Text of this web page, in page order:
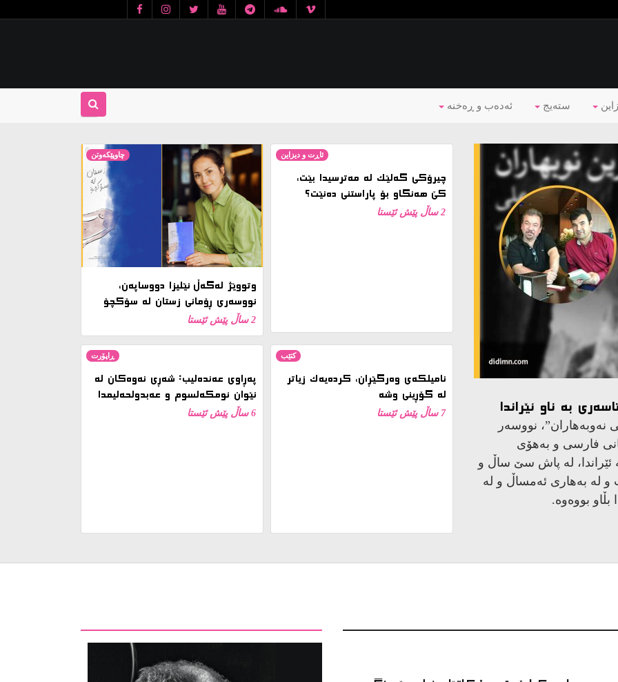
ئه‌ده‌ب و ڕه‌خنه‌ ستەیج
چاوپێکەوتن
وتووێژ لەگەڵ ئێلیزا دووساپەن،
نووسەری ڕۆمانی زستان لە سۆکچۆ
2 ساڵ پێش ئێستا
ئاڕت و دیزاین
چیرۆکی گەلێک لە مەترسیدا بێت،
کێ هەنگاو بۆ پاراستنی دەنێت؟
2 ساڵ پێش ئێستا
ڕاپۆرت
پەڕاوی عەندەلیب: شەڕی نەوەکان لە
نێوان ئومکەلسوم و عەبدولحەلیمدا
6 ساڵ پێش ئێستا
کتێب
نامیلكه‌ی وەرگێڕان، کردەیەک زیاتر
لە گۆڕینی وشە
7 ساڵ پێش ئێستا
پێش یان پاش ئەوەی
گوللەیەکیان لە
بێچەک بووە و بە